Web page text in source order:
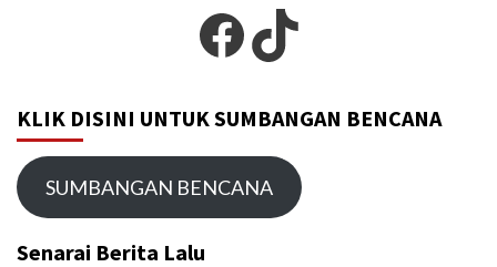
Facebook
TikTok
KLIK DISINI UNTUK SUMBANGAN BENCANA
SUMBANGAN BENCANA
Senarai Berita Lalu